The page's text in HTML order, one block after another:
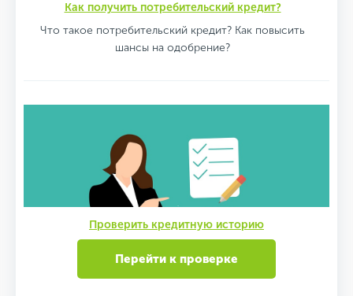
Как получить потребительский кредит?
Что такое потребительский кредит? Как повысить
шансы на одобрение?
Проверить кредитную историю
Перейти к проверке